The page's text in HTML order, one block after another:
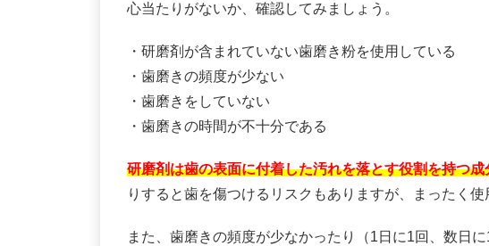
心当たりがないか、確認してみましょう。
・研磨剤が含まれていない歯磨き粉を使用している
・歯磨きの頻度が少ない
・歯磨きをしていない
・歯磨きの時間が不十分である
研磨剤は歯の表面に付着した汚れを落とす役割を持つ成
りすると歯を傷つけるリスクもありますが、まったく
また、歯磨きの頻度が少なかったり（1日に1回、数日